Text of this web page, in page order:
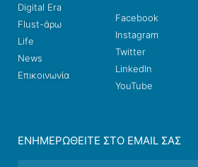
Digital Era
Flust-άρω
Life
News
Επικοινωνία
Facebook
Instagram
Twitter
LinkedIn
YouTube
ΕΝΗΜΕΡΩΘΕΊΤΕ ΣΤΟ EMAIL ΣΑΣ